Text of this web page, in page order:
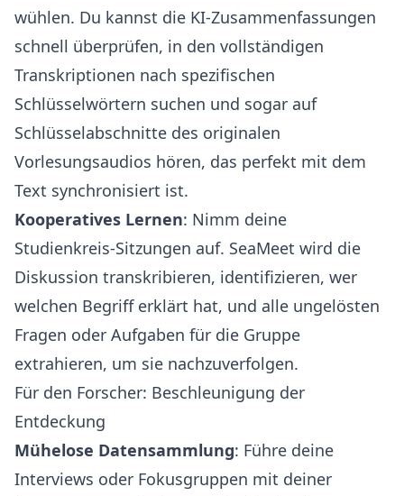
wühlen. Du kannst die KI-Zusammenfassungen
schnell überprüfen, in den vollständigen
Transkriptionen nach spezifischen
Schlüsselwörtern suchen und sogar auf
Schlüsselabschnitte des originalen
Vorlesungsaudios hören, das perfekt mit dem
Text synchronisiert ist.
Kooperatives Lernen: Nimm deine
Studienkreis-Sitzungen auf. SeaMeet wird die
Diskussion transkribieren, identifizieren, wer
welchen Begriff erklärt hat, und alle ungelösten
Fragen oder Aufgaben für die Gruppe
extrahieren, um sie nachzuverfolgen.
Für den Forscher: Beschleunigung der
Entdeckung
Mühelose Datensammlung: Führe deine
Interviews oder Fokusgruppen mit deiner